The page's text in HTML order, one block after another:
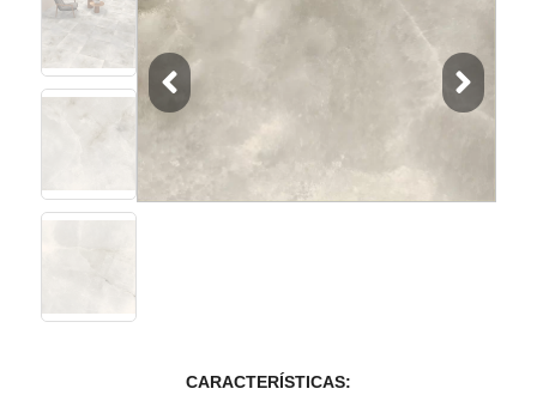
CARACTERÍSTICAS: